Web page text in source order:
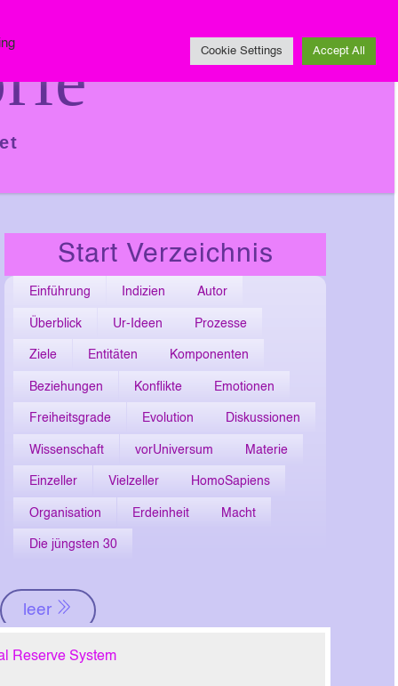
Start Verzeichnis
Einführung Indizien Autor
Überblick Ur-Ideen Prozesse
Ziele Entitäten Komponenten
Beziehungen Konflikte Emotionen
Freiheitsgrade Evolution Diskussionen
Wissenschaft vorUniversum Materie
Einzeller Vielzeller HomoSapiens
Organisation Erdeinheit Macht
Die jüngsten 30
leer
Reserve System
Cookie Settings Accept All